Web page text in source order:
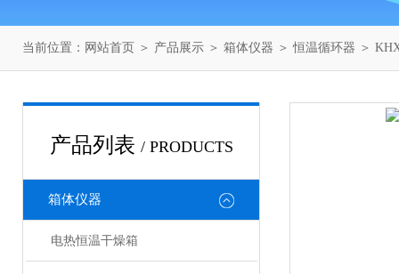
当前位置： 网站首页 ＞ 产品展示 ＞ 箱体仪器 ＞恒温循环器 ＞
产品列表 / PRODUCTS
箱体仪器
电热恒温干燥箱